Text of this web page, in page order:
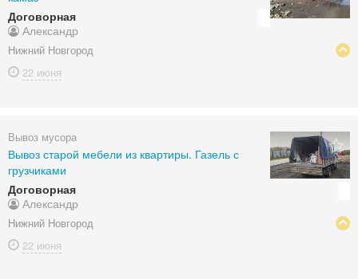
Договорная
Александр
Нижний Новгород
22 июня
Вывоз мусора
Вывоз старой мебели из квартиры. Газель с
грузчиками
Договорная
Александр
Нижний Новгород
22 июня